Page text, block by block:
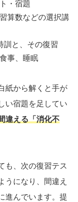
・宿題
算数などの選択講
訓と、その復習
事、睡眠
紙から解くと手が
い宿題を足してい
違える「消化不
も、次の復習テス
うになり、間違え
進んでいます。提